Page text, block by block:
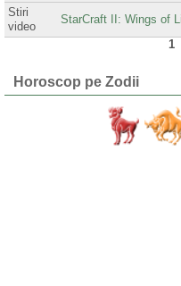
Stiri
video
StarCraft II: Wings of
1
Horoscop pe Zodii